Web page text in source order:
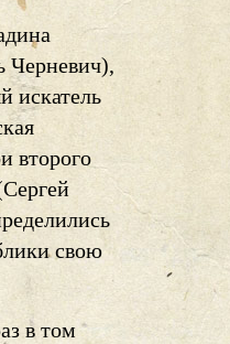
Черневич),
искатель
второго
свою
в том